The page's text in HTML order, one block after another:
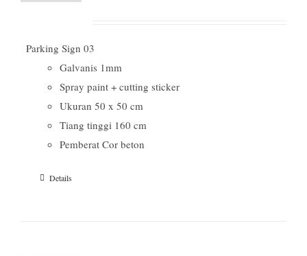
Parking Sign 03
Galvanis 1mm
Spray paint + cutting sticker
Ukuran 50 x 50 cm
Tiang tinggi 160 cm
Pemberat Cor beton
Details